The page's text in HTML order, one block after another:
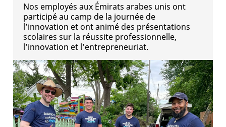
Nos employés aux Émirats arabes unis ont
participé au camp de la journée de
l’innovation et ont animé des présentations
scolaires sur la réussite professionnelle,
l’innovation et l’entrepreneuriat.